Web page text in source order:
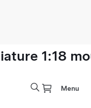
1:18
Menu